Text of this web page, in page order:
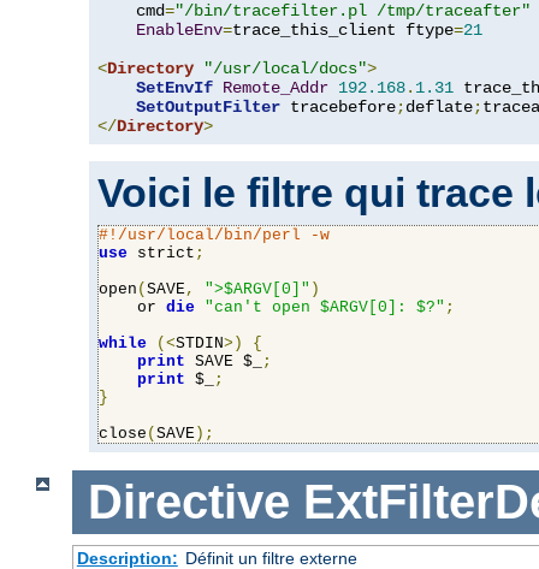
    cmd
="/bin/tracefilter.pl /tmp/traceafter"
EnableEnv=trace_this_client ftype=21
<Directory "/usr/local/docs">
SetEnvIf Remote_Addr 192.168. 1.31
SetOutputFilter tracebefore;deflate;
</Directory>
Voici le filtre qui trace
#!/usr/local/bin/perl -w
use strict ;
open ( SAVE, ">$ARGV[0]" )
    or
die "can't open $ARGV[0]: $?" ;
while
(<STDIN>)
{
print SAVE $_
;
print $_
;
}
close ( SAVE );
Directive
Description: Définit un filtre externe